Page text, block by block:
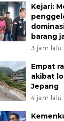
Kejari:
barang
3 jam lalu
Empat
akibat
Jepang
4 jam lalu